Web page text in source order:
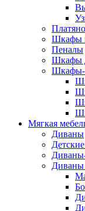
Шкафы
Пеналы
Шкафы
Шкафы-
Мягкая
Диваны